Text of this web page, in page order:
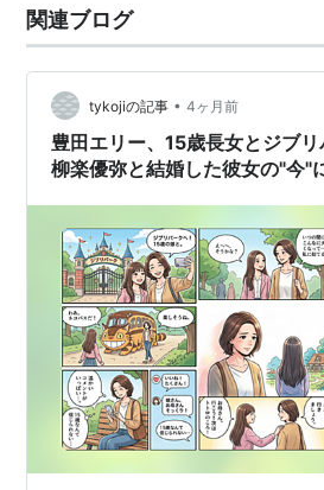
関連ブログ
tykojiの記事 • 4ヶ月前
豊田エリー、15歳長女とジブ
柳楽優弥と結婚した彼女の"今"